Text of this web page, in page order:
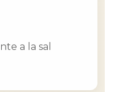
a la sal